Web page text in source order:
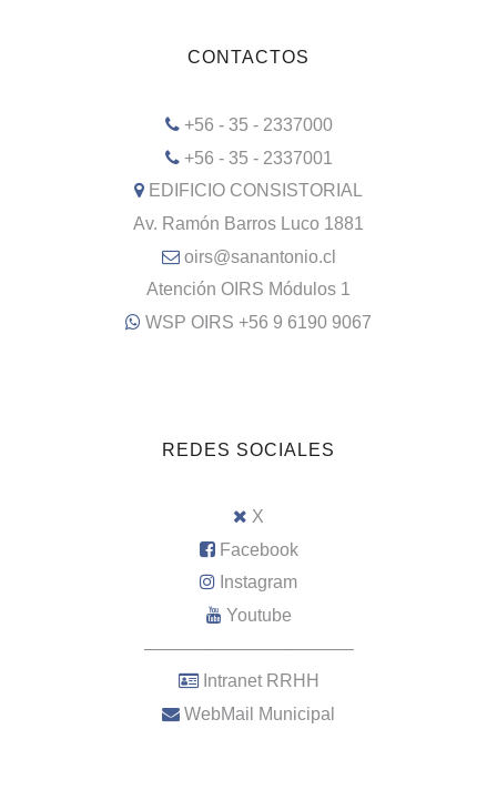
CONTACTOS
+56 - 35 - 2337000
+56 - 35 - 2337001
EDIFICIO CONSISTORIAL
Av. Ramón Barros Luco 1881
oirs@sanantonio.cl
Atención OIRS Módulos 1
WSP OIRS +56 9 6190 9067
REDES SOCIALES
X
Facebook
Instagram
Youtube
–––––––––––––––––––––
Intranet RRHH
WebMail Municipal